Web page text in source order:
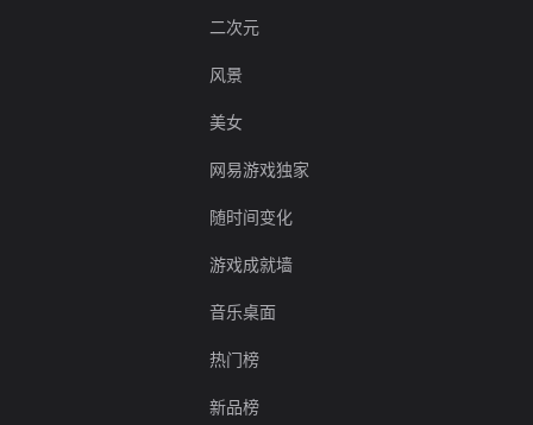
二次元
风景
美女
网易游戏独家
随时间变化
游戏成就墙
音乐桌面
热门榜
新品榜